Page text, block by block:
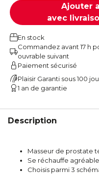
Ajouter
avec
En stock
Commandez avant 17 h
ouvrable suivant
Paiement sécurisé
Plaisir Garanti sous 100
1 an de garantie
Description
Masseur de prostate
Se réchauffe
Choisis parmi 3